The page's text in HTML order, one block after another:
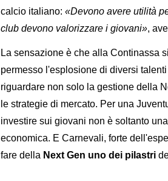
calcio italiano: «Devono avere utilità
club devono valorizzare i giovani»,
La sensazione è che alla Continassa
permesso l'esplosione di diversi
riguardare non solo la gestione della
le strategie di mercato. Per una
investire sui giovani non è soltanto
economica. E Carnevali, forte
fare della Next Gen uno dei pilastri